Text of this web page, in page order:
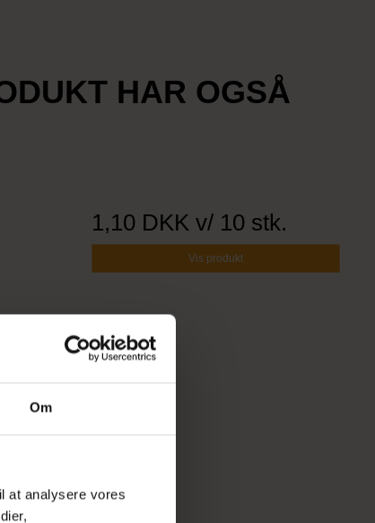
Om
at analysere vores
HAR OGSÅ
1,10 DKK v/ 10 stk.
Vis produkt